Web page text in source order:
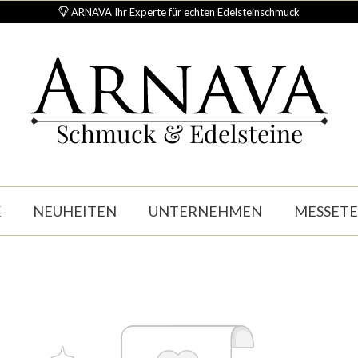
ARNAVA Ihr Experte für echten Edelsteinschmuck
Schmuck & Edelsteine
NEUHEITEN UNTERNEHMEN